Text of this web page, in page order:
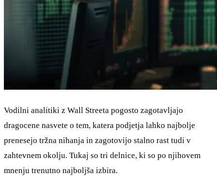
Vodilni analitiki z Wall Streeta pogosto zagotavljajo
dragocene nasvete o tem, katera podjetja lahko najbolje
prenesejo tržna nihanja in zagotovijo stalno rast tudi v
zahtevnem okolju. Tukaj so tri delnice, ki so po njihovem
mnenju trenutno najboljša izbira.